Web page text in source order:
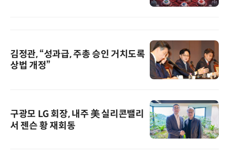
김정관, “성과급, 주총 승인 거치도록
상법 개정”
구광모 LG 회장, 내주 美 실리콘밸리
서 젠슨 황 재회동